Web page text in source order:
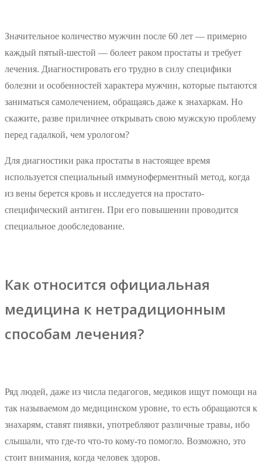
Значительное количество мужчин после 60 лет — примерно
каждый пятый-шестой — болеет раком простаты и требует
лечения. Диагностировать его трудно в силу специфики
болезни и особенностей характера мужчин, которые пытаются
заниматься самолечением, обращаясь даже к знахаркам. Но
скажите, разве приличнее открывать свою мужскую проблему
перед гадалкой, чем урологом?
Для диагностики рака простаты в настоящее время
используется специальный иммуноферментный метод, когда
из вены берется кровь и исследуется на простато-
специфический антиген. При его повышении проводится
специальное дообследование.
Как относится официальная
медицина к нетрадиционным
способам лечения?
Ряд людей, даже из числа педагогов, медиков ищут помощи на
так называемом до медицинском уровне, то есть обращаются к
знахарям, ставят пиявки, употребляют различные травы, ибо
слышали, что где-то что-то кому-то помогло. Возможно, это
стоит внимания, когда человек здоров.